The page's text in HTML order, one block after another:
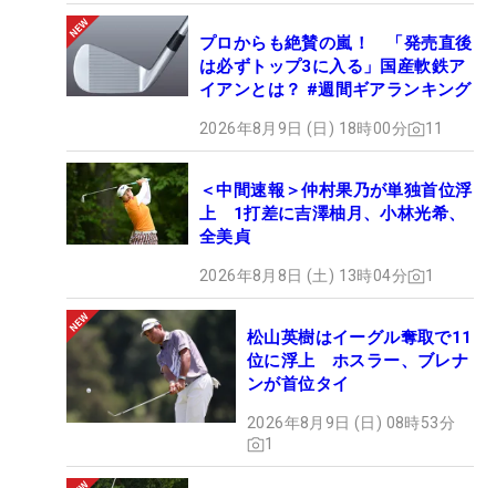
プロからも絶賛の嵐！ 「発売直後
は必ずトップ3に入る」国産軟鉄ア
イアンとは？ #週間ギアランキング
2026年8月9日 (日) 18時00分 11
＜中間速報＞仲村果乃が単独首位浮
上 1打差に吉澤柚月、小林光希、
全美貞
2026年8月8日 (土) 13時04分 1
松山英樹はイーグル奪取で11
位に浮上 ホスラー、ブレナ
ンが首位タイ
2026年8月9日 (日) 08時53分
1